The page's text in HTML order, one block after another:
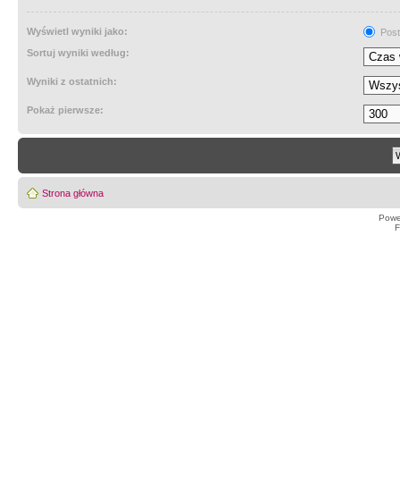
Wyświetl wyniki jako:
Sortuj wyniki według:
Wyniki z ostatnich:
Pokaż pierwsze:
Strona główna